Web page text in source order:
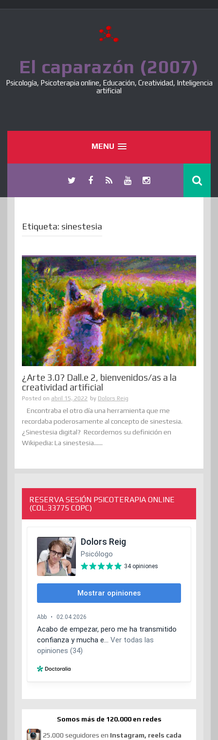
El caparazón (2007)
Psicología, Psicoterapia online, Educación, Creatividad, Inteligencia
artificial
MENU
Etiqueta: sinestesia
¿Arte 3.0? Dall.e 2, bienvenidos/as a la
creatividad artificial
Posted on abril 15, 2022 by Dolors Reig
Encontraba el otro día una herramienta que me
recordaba poderosamente al concepto de sinestesia.
¿Sinestesia digital? Recordemos su definición en
Wikipedia: La sinestesia......
RESERVA SESIÓN PSICOTERAPIA ONLINE
(COL.33775 COPC)
Somos más de 120.000 en redes
25.000 seguidores en Instagram, reels cada